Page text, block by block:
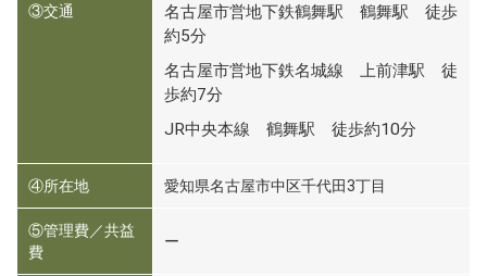
③交通
名古屋市営地下鉄鶴舞駅 鶴舞駅 徒歩
約5分
名古屋市営地下鉄名城線 上前津駅 徒
歩約7分
JR中央本線 鶴舞駅 徒歩約10分
④所在地 愛知県名古屋市中区千代田3丁目
⑤管理費／共益
費
ー